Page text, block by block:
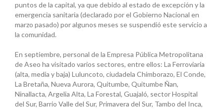
puntos de la capital, ya que debido al estado de excepción y la
emergencia sanitaria (declarado por el Gobierno Nacional en
marzo pasado) por algunos meses se suspendió este servicio a
la comunidad.
En septiembre, personal de la Empresa Pública Metropolitana
de Aseo ha visitado varios sectores, entre ellos: La Ferroviaria
(alta, media y baja) Luluncoto, ciudadela Chimborazo, El Conde,
La Bretaña, Nueva Aurora, Quitumbe, Quitumbe Ñan,
Ninallacta, Argelia Alta, La Forestal, Guajaló, sector Hospital
del Sur, Barrio Valle del Sur, Primavera del Sur, Tambo del Inca,